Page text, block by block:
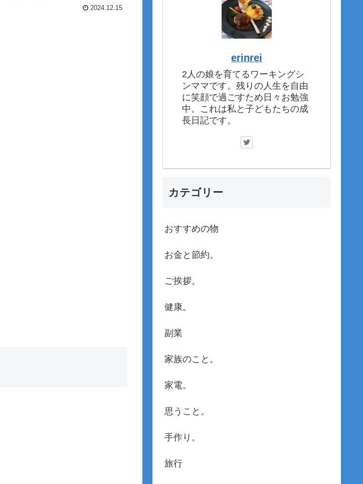
2024.12.15
erinrei
2人の娘を育てるワーキングシ
ンママです。残りの人生を自由
に笑顔で過ごすため日々お勉強
中。これは私と子どもたちの成
長日記です。
カテゴリー
おすすめの物
お金と節約。
ご挨拶。
健康。
副業
家族のこと。
家電。
思うこと。
手作り。
旅行